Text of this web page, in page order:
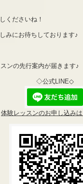
くださいね！
みにお待ちしております♪
ンの先行案内が届きます♪
◇公式LINE◇
体験レッスンのお申し込み